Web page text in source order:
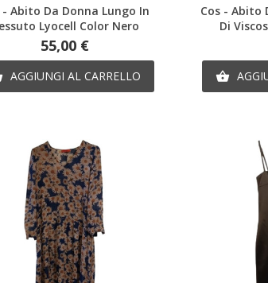
Anteprima
- Abito Da Donna Lungo In
Lyocell Color Nero
Prezzo
55,00 €
AGGIUNGI AL CARRELLO
Cos - Abito
Di
